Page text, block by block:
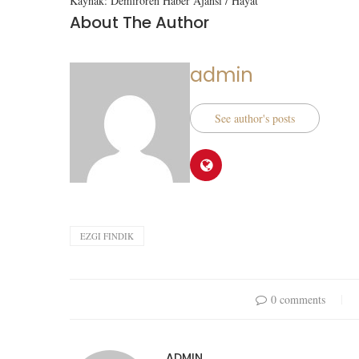
About The Author
admin
See author's posts
EZGI FINDIK
0 comments